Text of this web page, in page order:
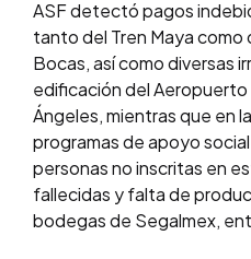
ASF detectó pagos
tanto del Tren Maya como
Bocas, así como diversas
edificación del
Ángeles, mientras que en
programas de apoyo
personas no inscritas en
fallecidas y falta de
bodegas de Segalmex,